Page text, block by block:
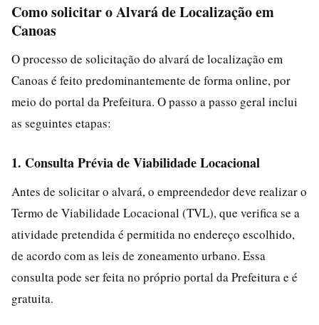
Como solicitar o Alvará de Localização em
Canoas
O processo de solicitação do alvará de localização em
Canoas é feito predominantemente de forma online, por
meio do portal da Prefeitura. O passo a passo geral inclui
as seguintes etapas:
1. Consulta Prévia de Viabilidade Locacional
Antes de solicitar o alvará, o empreendedor deve realizar o
Termo de Viabilidade Locacional (TVL), que verifica se a
atividade pretendida é permitida no endereço escolhido,
de acordo com as leis de zoneamento urbano. Essa
consulta pode ser feita no próprio portal da Prefeitura e é
gratuita.